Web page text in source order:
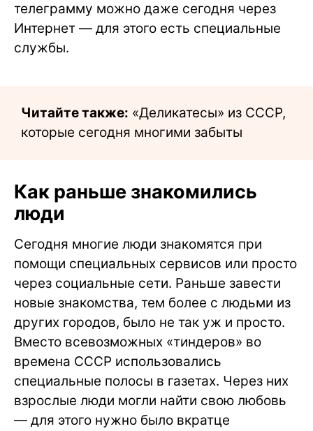
телеграмму можно даже сегодня через
Интернет — для этого есть специальные
службы.
Читайте также: «Деликатесы» из СССР,
которые сегодня многими забыты
Как раньше знакомились
люди
Сегодня многие люди знакомятся при
помощи специальных сервисов или просто
через социальные сети. Раньше завести
новые знакомства, тем более с людьми из
других городов, было не так уж и просто.
Вместо всевозможных «тиндеров» во
времена СССР использовались
специальные полосы в газетах. Через них
взрослые люди могли найти свою любовь
— для этого нужно было вкратце